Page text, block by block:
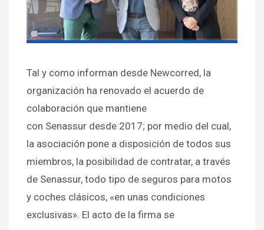
Tal y como informan desde Newcorred, la
organización ha renovado el acuerdo de
colaboración que mantiene
con Senassur desde 2017; por medio del cual,
la asociación pone a disposición de todos sus
miembros, la posibilidad de contratar, a través
de Senassur, todo tipo de seguros para motos
y coches clásicos, «en unas condiciones
exclusivas». El acto de la firma se